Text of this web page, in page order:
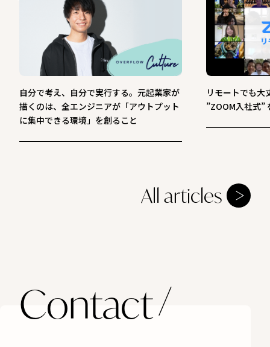
自分で考え、自分で実行する。元起業家が
描くのは、全エンジニアが「アウトプット
に集中できる環境」を創ること
リモートでも
”ZOOM入社式”
All articles
Contact